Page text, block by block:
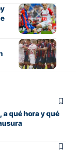
a qué hora y qué